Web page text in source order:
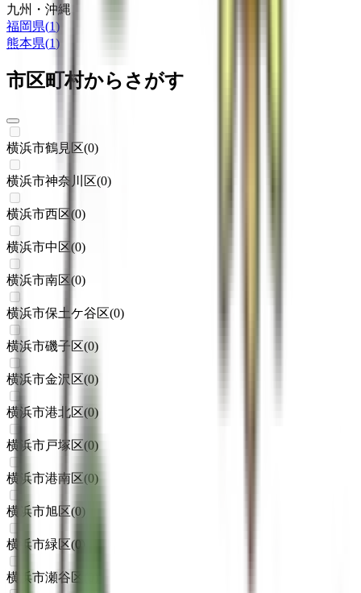
九州・沖縄
福岡県(1)
熊本県(1)
市区町村からさがす
横浜市鶴見区(0)
横浜市神奈川区(0)
横浜市西区(0)
横浜市中区(0)
横浜市南区(0)
横浜市保土ケ谷区(0)
横浜市磯子区(0)
横浜市金沢区(0)
横浜市港北区(0)
横浜市戸塚区(0)
横浜市港南区(0)
横浜市旭区(0)
横浜市緑区(0
横浜市瀬谷区